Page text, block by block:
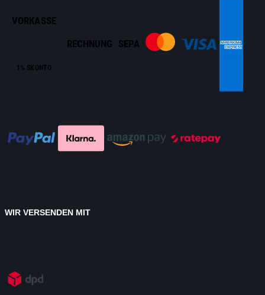
VORKASSE
1% SKONTO
RECHNUNG SEPA
WIR VERSENDEN MIT